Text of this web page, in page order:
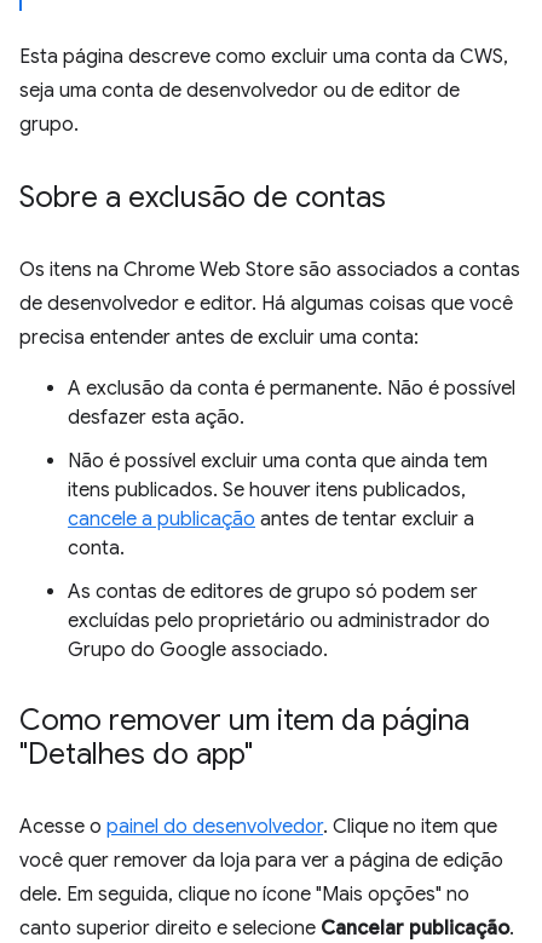
Esta página descreve como excluir uma conta da CWS,
seja uma conta de desenvolvedor ou de editor de
grupo.
Sobre a exclusão de contas
Os itens na Chrome Web Store são associados a contas
de desenvolvedor e editor. Há algumas coisas que você
precisa entender antes de excluir uma conta:
A exclusão da conta é permanente. Não é possível
desfazer esta ação.
Não é possível excluir uma conta que ainda tem
itens publicados. Se houver itens publicados,
cancele a publicação antes de tentar excluir a
conta.
As contas de editores de grupo só podem ser
excluídas pelo proprietário ou administrador do
Grupo do Google associado.
Como remover um item da página
"Detalhes do app"
Acesse o painel do desenvolvedor. Clique no item que
você quer remover da loja para ver a página de edição
dele. Em seguida, clique no ícone "Mais opções" no
canto superior direito e selecione Cancelar publicação.